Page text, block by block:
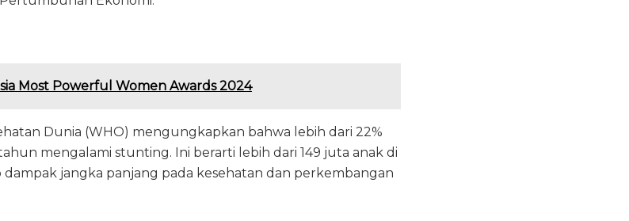
Most Powerful Women Awards 2024
Dunia (WHO) mengungkapkan bahwa lebih dari 22%
mengalami stunting. Ini berarti lebih dari 149 juta anak di
jangka panjang pada kesehatan dan perkembangan